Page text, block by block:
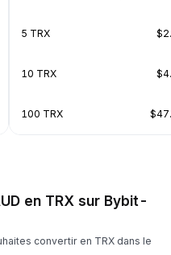
5 TRX
10 TRX
100 TRX
en TRX sur Bybit-
convertir en TRX dans le